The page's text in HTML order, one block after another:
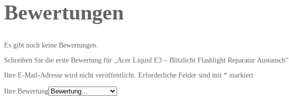
Bewertungen
Es gibt noch keine Bewertungen.
Schreiben Sie die erste Bewertung für „Acer Liquid E3 – Blitzlicht Flashlight Reparatur Austausch“
Ihre E-Mail-Adresse wird nicht veröffentlicht. Erforderliche Felder sind mit * markiert
Ihre Bewertung